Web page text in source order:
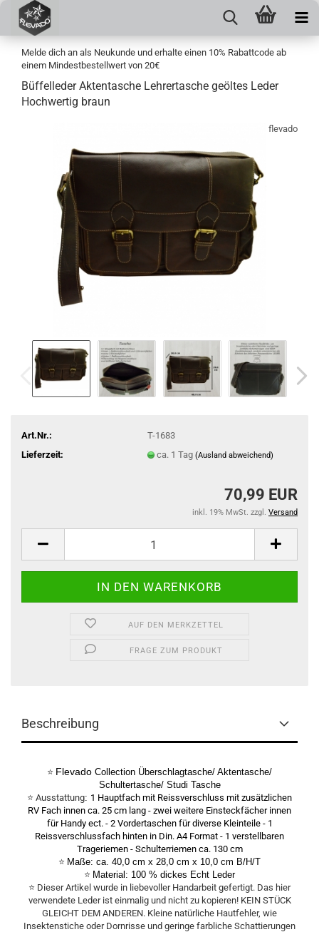
Melde dich an als Neukunde und erhalte einen 10% Rabattcode ab
einem Mindestbestellwert von 20€
Büffelleder Aktentasche Lehrertasche geöltes Leder
Hochwertig braun
flevado
Art.Nr.:
T-1683
Lieferzeit:
ca. 1 Tag (Ausland abweichend)
70,99 EUR
inkl. 19% MwSt. zzgl. Versand
AUF DEN MERKZETTEL
FRAGE ZUM PRODUKT
Beschreibung
⭐ Flevado Collection Überschlagtasche/ Aktentasche/
Schultertasche/ Studi Tasche
⭐ Ausstattung: 1 Hauptfach mit Reissverschluss mit zusätzlichen
RV Fach innen ca. 25 cm lang - zwei weitere Einsteckfächer innen
für Handy ect. - 2 Vordertaschen für diverse Kleinteile - 1
Reissverschlussfach hinten in Din. A4 Format - 1 verstellbaren
Trageriemen - Schulterriemen ca. 130 cm
⭐ Maße: ca. 40,0 cm x 28,0 cm x 10,0 cm B/H/T
⭐ Material: 100 % dickes Echt Leder
⭐ Dieser Artikel wurde in liebevoller Handarbeit gefertigt. Das hier
verwendete Leder ist einmalig und nicht zu kopieren! KEIN STÜCK
GLEICHT DEM ANDEREN. Kleine natürliche Hautfehler, wie
Insektenstiche oder Dornrisse und geringe farbliche Schattierungen